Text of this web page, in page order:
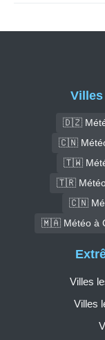
🇩🇿
🇨🇳
🇹🇼
🇹🇷 Météo
🇨🇳
🇲🇦 Météo à
Villes
Villes